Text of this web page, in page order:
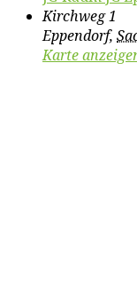
Kirchweg 1
Eppendorf,
Karte